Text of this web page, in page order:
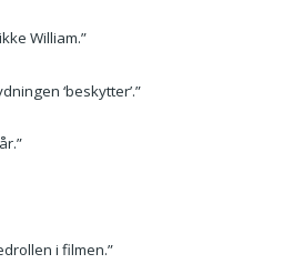
William.”
‘beskytter’.”
i filmen.”